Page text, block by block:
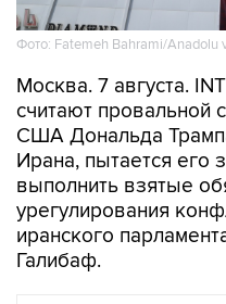
Фото: Fatemeh Bahrami/Anadolu
Москва. 7 августа.
считают провальной
США Дональда
Ирана, пытается его
выполнить взятые
урегулирования
иранского
Галибаф.